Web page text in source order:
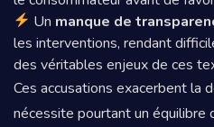
Un manque de
les interventions, rendant
des véritables enjeux de ces
Ces accusations exacerbent la
nécessite pourtant un équilibre